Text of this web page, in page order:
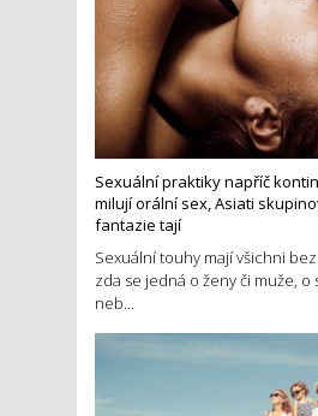
Sexuální praktiky napříč
milují orální sex, Asiati
fantazie tají
Sexuální touhy mají všichni
zda se jedná o ženy či muže,
neb...